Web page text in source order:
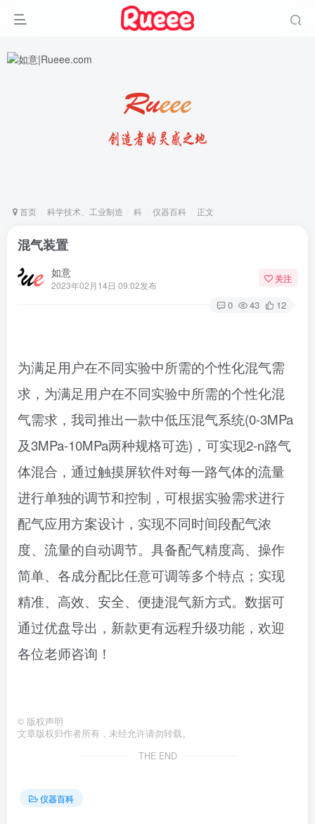
首页 科学技术、工业制造 科 仪器百科 正文
混气装置
如意
2023年02月14日 09:02发布
关注
0 43 12
为满足用户在不同实验中所需的个性化混气需
求，​为满足用户在不同实验中所需的个性化混
气需求，我司推出一款中低压混气系统(0-3MPa
及3MPa-10MPa两种规格可选)，可实现2-n路气
体混合，通过触摸屏软件对每一路气体的流量
进行单独的调节和控制，可根据实验需求进行
配气应用方案设计，实现不同时间段配气浓
度、流量的自动调节。具备配气精度高、操作
简单、各成分配比任意可调等多个特点；实现
精准、高效、安全、便捷混气新方式。数据可
通过优盘导出，新款更有远程升级功能，欢迎
各位老师咨询！
© 版权声明
文章版权归作者所有，未经允许请勿转载。
THE END
仪器百科